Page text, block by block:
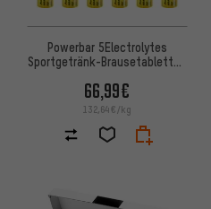
Powerbar 5Electrolytes
Sportgetränk-Brausetabletten
66,99€
132,64€/kg